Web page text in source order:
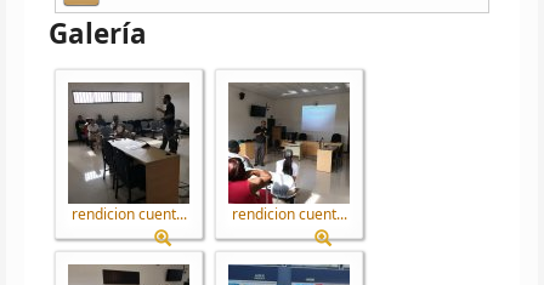
Galería
rendicion cuent... rendicion cuent...